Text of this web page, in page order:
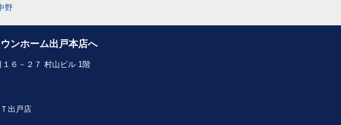
野
ンホーム出戸本店へ
６－２７ 村山ビル 1階
出戸店